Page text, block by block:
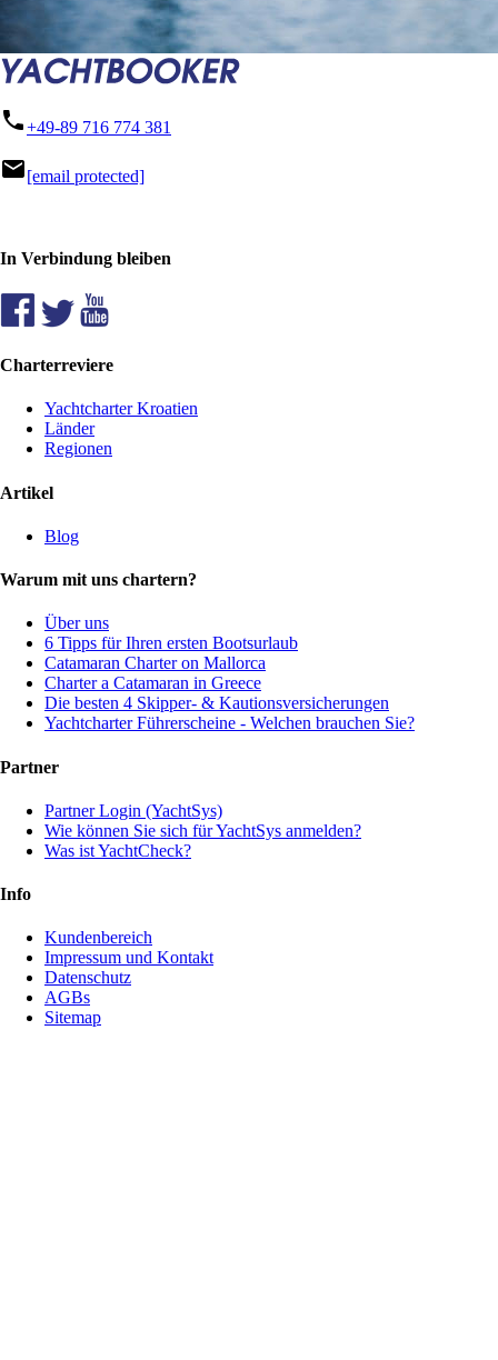
phone+49-89 716 774 381
mail[email protected]
In Verbindung bleiben
Charterreviere
Yachtcharter Kroatien
Länder
Regionen
Artikel
Blog
Warum mit uns chartern?
Über uns
6 Tipps für Ihren ersten Bootsurlaub
Catamaran Charter on Mallorca
Charter a Catamaran in Greece
Die besten 4 Skipper- & Kautionsversicherungen
Yachtcharter Führerscheine - Welchen brauchen Sie?
Partner
Partner Login (YachtSys)
Wie können Sie sich für YachtSys anmelden?
Was ist YachtCheck?
Info
Kundenbereich
Impressum und Kontakt
Datenschutz
AGBs
Sitemap